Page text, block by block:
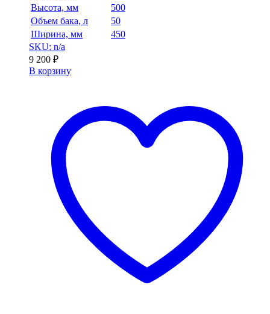
Высота, мм
500
Объем бака, л
50
Ширина, мм
450
SKU: n/a
9 200 ₽
В корзину